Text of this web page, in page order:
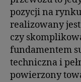
pozycji na
realizowany
czy
fundamentem
techniczna i
powierzony